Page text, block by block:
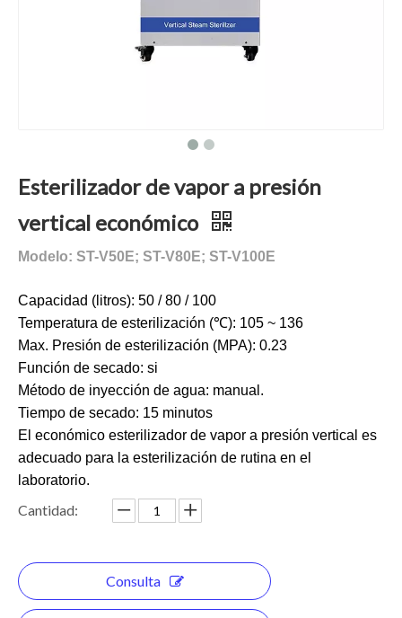
Esterilizador de vapor a presión
vertical económico
Modelo: ST-V50E; ST-V80E; ST-V100E
Capacidad (litros): 50 / 80 / 100
Temperatura de esterilización (℃): 105 ~ 136
Max. Presión de esterilización (MPA): 0.23
Función de secado: si
Método de inyección de agua: manual.
Tiempo de secado: 15 minutos
El económico esterilizador de vapor a presión vertical es
adecuado para la esterilización de rutina en el
laboratorio.
Cantidad:
Consulta